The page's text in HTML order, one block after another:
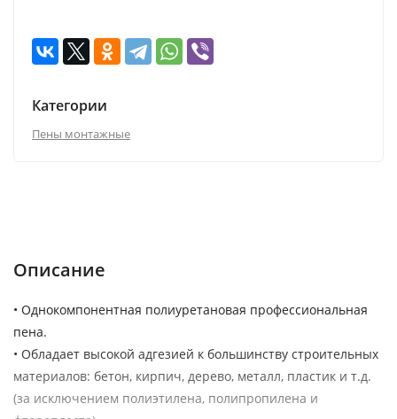
Категории
Пены монтажные
Описание
• Однокомпонентная полиуретановая профессиональная
пена.
• Обладает высокой адгезией к большинству строительных
материалов: бетон, кирпич, дерево, металл, пластик и т.д.
(за исключением полиэтилена, полипропилена и